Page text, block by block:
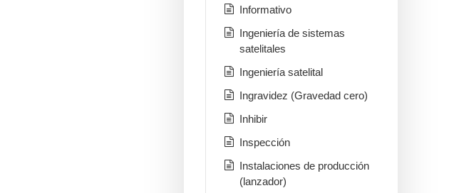
Informativo
Ingeniería de sistemas
satelitales
Ingeniería satelital
Ingravidez (Gravedad cero)
Inhibir
Inspección
Instalaciones de producción
(lanzador)